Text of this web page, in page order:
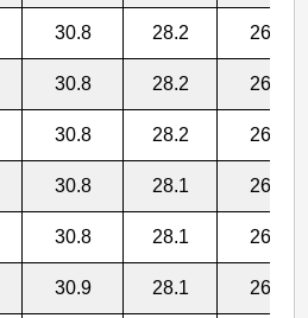
30.8 28.2 26.2
30.8 28.2 26.2
30.8 28.2 26.1
30.8 28.1 26.1
30.8 28.1 26.1
30.9 28.1 26.0